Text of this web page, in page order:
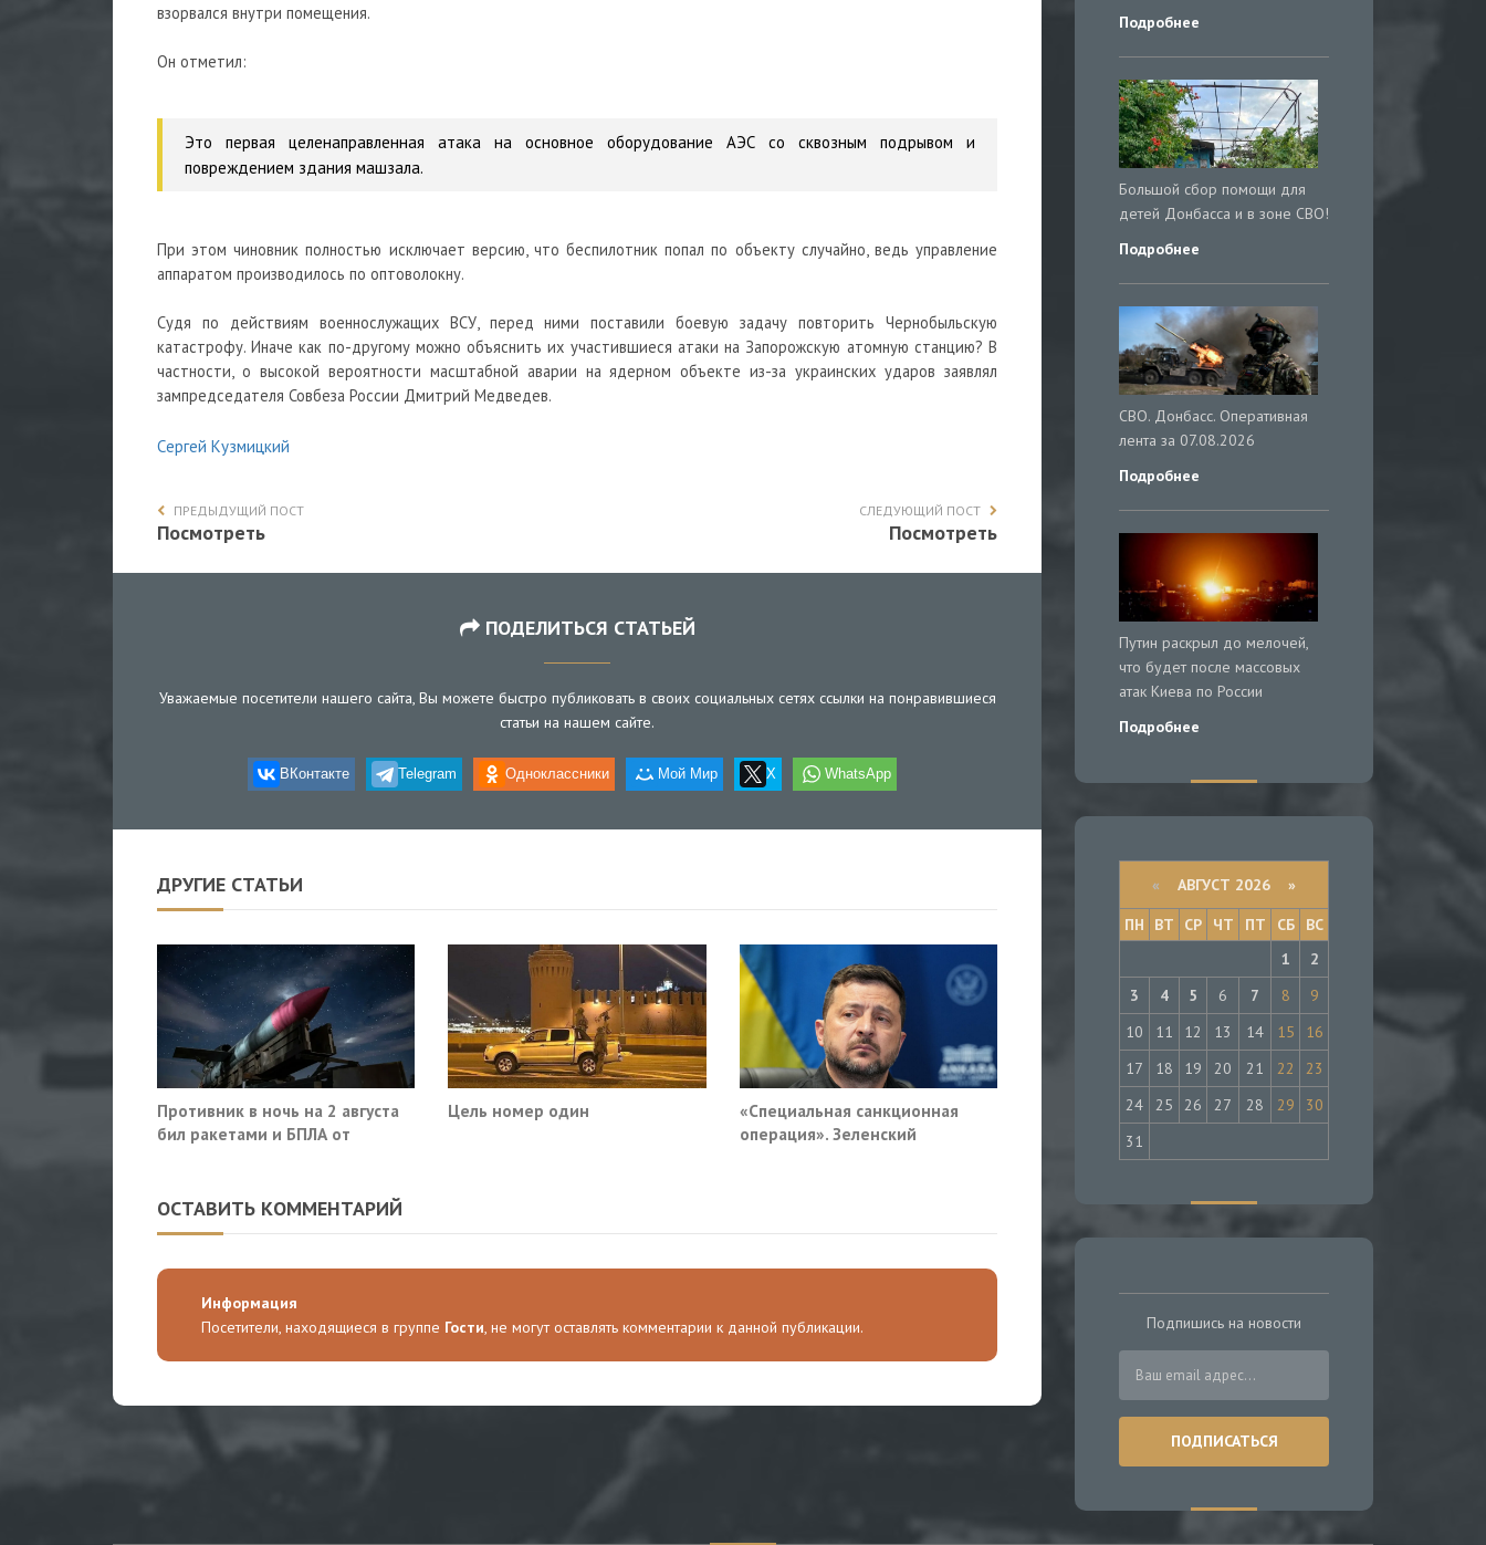
взорвался внутри помещения.
Он отметил:
Это первая целенаправленная атака на основное оборудование АЭС со сквозным подрывом и
повреждением здания машзала.
При этом чиновник полностью исключает версию, что беспилотник попал по объекту случайно, ведь управление
аппаратом производилось по оптоволокну.
Судя по действиям военнослужащих ВСУ, перед ними поставили боевую задачу повторить Чернобыльскую
катастрофу. Иначе как по-другому можно объяснить их участившиеся атаки на Запорожскую атомную станцию? В
частности, о высокой вероятности масштабной аварии на ядерном объекте из-за украинских ударов заявлял
зампредседателя Совбеза России Дмитрий Медведев.
Сергей Кузмицкий
ПРЕДЫДУЩИЙ ПОСТ
Посмотреть
СЛЕДУЮЩИЙ ПОСТ
Посмотреть
ПОДЕЛИТЬСЯ СТАТЬЕЙ
Уважаемые посетители нашего сайта, Вы можете быстро публиковать в своих социальных сетях ссылки на понравившиеся
статьи на нашем сайте.
ВКонтакте Telegram Одноклассники Мой Мир X WhatsApp
ДРУГИЕ СТАТЬИ
Противник в ночь на 2 августа
бил ракетами и БПЛА от
Цель номер один
«Специальная санкционная
операция». Зеленский
ОСТАВИТЬ КОММЕНТАРИЙ
Информация
Посетители, находящиеся в группе Гости, не могут оставлять комментарии к данной публикации.
Подробнее
Большой сбор помощи для
детей Донбасса и в зоне СВО!
Подробнее
СВО. Донбасс. Оперативная
лента за 07.08.2026
Подробнее
Путин раскрыл до мелочей,
что будет после массовых
атак Киева по России
Подробнее
« АВГУСТ 2026 »
ПН
ВТ СР ЧТ ПТ СБ
ВС
1
2
3
4 5 6 7 8
9
10
11 12 13 14 15
16
17
18 19 20 21 22
23
24
25 26 27 28 29
30
31
Подпишись на новости